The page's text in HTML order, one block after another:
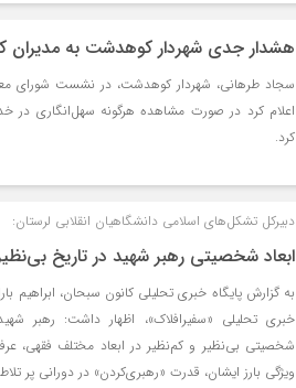
هشدار جدی شهردار کوهدشت به مدیران
سجاد طرهانی، شهردار کوهدشت، در نشست شورای
اعلام کرد در صورت مشاهده هرگونه سهل‌انگاری در
کرد.
دبیرکل تشکل‌های اسلامی دانشگاهیان انقلابی لرستان:
ابعاد شخصیتی رهبر شهید در تاریخ
به گزارش پایگاه خبری تحلیلی کانون سبحان، ابراهیم
خبری تحلیلی «سفیرافلاک»، اظهار داشت: رهبر
شخصیتی بی‌نظیر و کم‌نظیر در ابعاد مختلف فقهی،
ویژگی بارز ایشان، قدرت «رهبری‌کردن» در دورانی پر